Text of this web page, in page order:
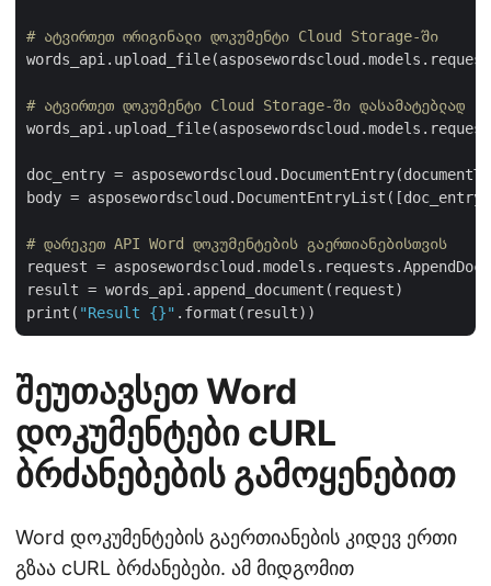
# ატვირთეთ ორიგინალი დოკუმენტი Cloud Storage-ში
# ატვირთეთ დოკუმენტი Cloud Storage-ში დასამატებლად
doc_entry =
body =
# დარეკეთ API Word დოკუმენტების გაერთიანებისთვის
request =
result = words_api.append_document(request)
print( "Result {}"
შეუთავსეთ Word
დოკუმენტები cURL
ბრძანებების გამოყენებით
Word დოკუმენტების გაერთიანების კიდევ ერთი
გზაა cURL ბრძანებები. ამ მიდგომით